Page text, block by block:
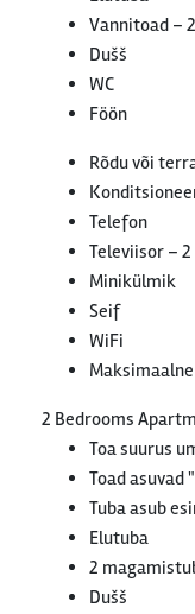
Vannitoad – 2
Dušš
WC
Föön
Rõdu või
Telefon
Televiisor – 2
Minikülmik
Seif
WiFi
2 Bedrooms
Toa suurus
Toad asuvad
Tuba asub
Elutuba
2
Dušš